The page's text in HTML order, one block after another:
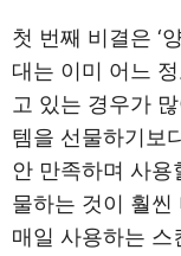
첫 번째 비결은 ‘
대는 이미 어느
고 있는 경우가
템을 선물하기보
안 만족하며 사용
물하는 것이 훨씬
매일 사용하는 스